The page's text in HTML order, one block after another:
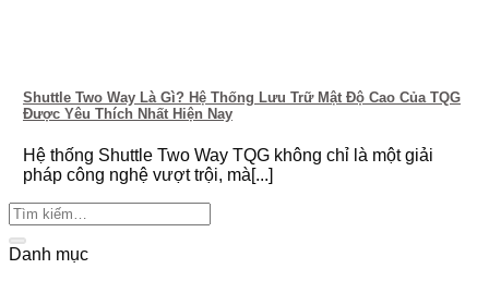
Shuttle Two Way Là Gì? Hệ Thống Lưu Trữ Mật Độ Cao Của TQG
Được Yêu Thích Nhất Hiện Nay
Hệ thống Shuttle Two Way TQG không chỉ là một giải
pháp công nghệ vượt trội, mà[...]
Danh mục